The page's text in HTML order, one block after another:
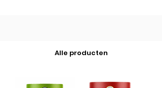
Alle producten